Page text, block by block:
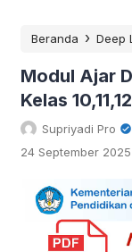
Beranda › Deep
Modul Ajar
Kelas
Supriyadi Pro
24 September